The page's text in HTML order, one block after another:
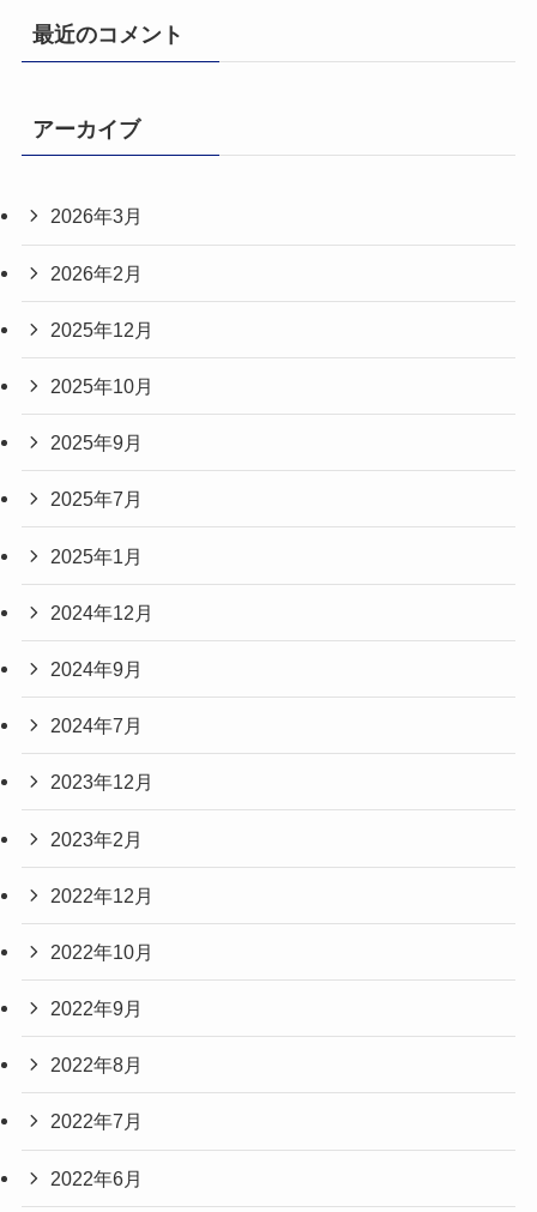
最近のコメント
アーカイブ
2026年3月
2026年2月
2025年12月
2025年10月
2025年9月
2025年7月
2025年1月
2024年12月
2024年9月
2024年7月
2023年12月
2023年2月
2022年12月
2022年10月
2022年9月
2022年8月
2022年7月
2022年6月